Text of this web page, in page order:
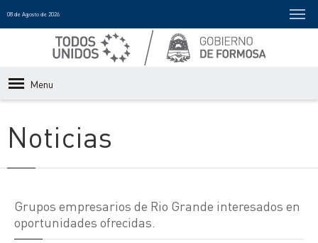
08 de Agosto de 2026
Menu
Noticias
Grupos empresarios de Rio Grande interesados en
oportunidades ofrecidas.